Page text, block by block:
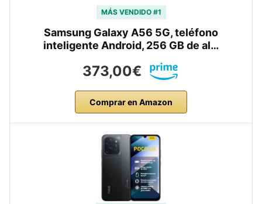
MÁS VENDIDO #1
Samsung Galaxy A56 5G, teléfono
inteligente Android, 256 GB de al…
373,00€
Comprar en Amazon